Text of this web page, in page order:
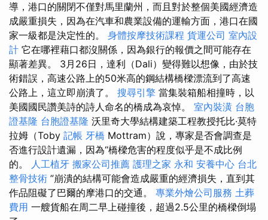
導，港口的關閉不僅對馬里蘭州，而且對於整個美國經濟造
成嚴重損失，因為在汽車和農業設備的運輸方面，港口在國
家一級都是決定性的。 身體按摩技術課程 貨運公司 室內設
計 它在哪裡藉口都沒關係，因為銀行的報價之間可能存在
顯著差異。 3月26日，達利（Dali）變得難以想像，由於技
術錯誤，高速公路上的50米高的鋼結構橋樑漂流到了高速
公路上，這立即崩潰了。 搜尋引擎 當集裝箱船相撞時，以
美國國民讚美詩的詩人命名的橋成為哀悼。 室內裝潢 台胞
證基隆 台胞證基隆 沃里奇大學結構建築工程教授托比·莫特
拉姆（Toby 記帳 牙橋 Mottram）說，專家是否會調查是
否進行設計遺漏，因為“橋樑危害的程度似乎是不成比例
的。 人工植牙 搬家公司推薦 護理之家 永和 安養中心 台北
整骨技術 ”崩潰的結構可能會造成嚴重的經濟損失，直到其
作品阻礙了巴爾的摩港口的交通。 專業外燴公司服務 土葬
費用 一艘貨船在周二早上碰撞後，超過2.5公里的橋樑倒塌